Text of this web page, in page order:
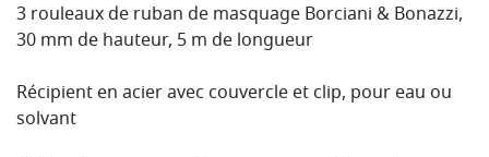
3 rouleaux de ruban de masquage Borciani & Bonazzi,
30 mm de hauteur, 5 m de longueur
Récipient en acier avec couvercle et clip, pour eau ou
solvant